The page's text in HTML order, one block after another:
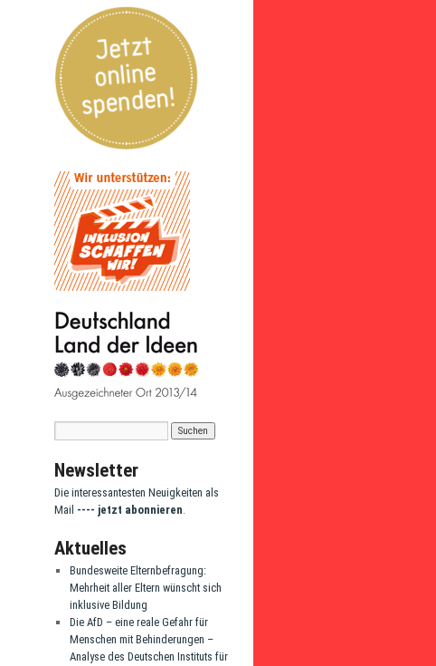
Newsletter
Die interessantesten Neuigkeiten als
Mail ---- jetzt abonnieren.
Aktuelles
Bundesweite Elternbefragung:
Mehrheit aller Eltern wünscht sich
inklusive Bildung
Die AfD – eine reale Gefahr für
Menschen mit Behinderungen –
Analyse des Deutschen Instituts für